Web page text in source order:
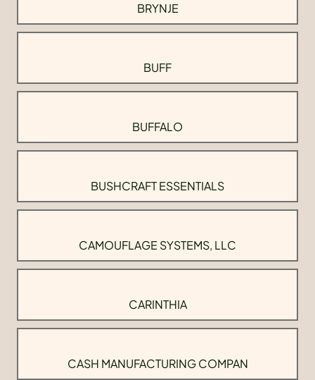
BRYNJE
BUFF
BUFFALO
BUSHCRAFT ESSENTIALS
CAMOUFLAGE SYSTEMS, LLC
CARINTHIA
CASH MANUFACTURING COMPAN